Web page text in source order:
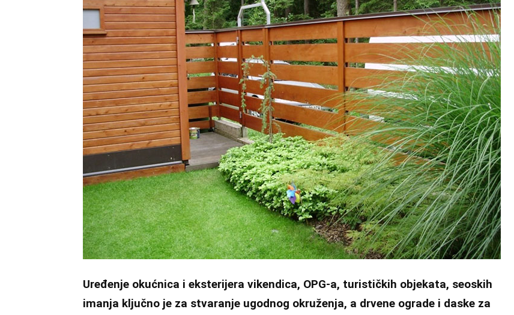
Uređenje okućnica i eksterijera vikendica, OPG-a, turističkih objekata, seoskih
imanja ključno je za stvaranje ugodnog okruženja, a drvene ograde i daske za